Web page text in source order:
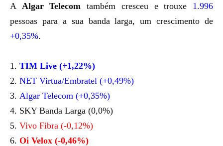
A Algar Telecom também cresceu e trouxe 1.996
pessoas para a sua banda larga, um crescimento de
+0,35%.
1. TIM Live (+1,22%)
2. NET Virtua/Embratel (+0,49%)
3. Algar Telecom (+0,35%)
4. SKY Banda Larga (0,0%)
5. Vivo Fibra (-0,12%)
6. Oi Velox (-0,46%)